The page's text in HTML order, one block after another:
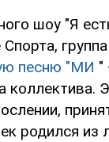
шоу "Я
группа
песню "МИ "
коллектива.
родился из